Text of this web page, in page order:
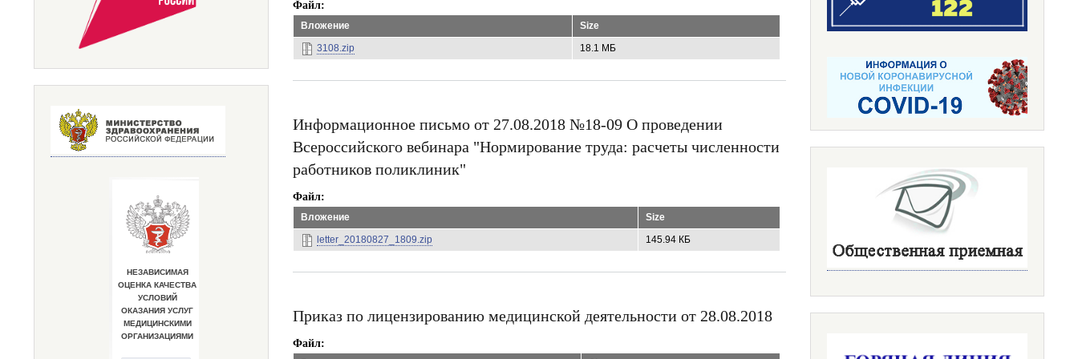
р
и
ь
н
и
н
с
г
а
ж
д
н
Р
Файл
Вложение
Size
3108.zip
18.1 МБ
Информационное письмо от 27.08.2018 №18-09 О проведении
Всероссийского вебинара "Нормирование труда: расчеты численности
работников поликлиник"
Файл
Вложение
Size
letter_20180827_1809.zip
145.94 КБ
Приказ по лицензированию медицинской деятельности от 28.08.2018
Файл